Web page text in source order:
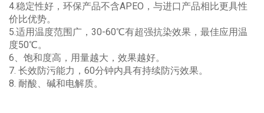
4.稳定性好，环保产品不含APEO，与进口产品相比更具性
价比优势。
5.适用温度范围广，30-60℃有超强抗染效果，最佳应用温
度50℃。
6、饱和度高，用量越大，效果越好。
7. 长效防污能力，60分钟内具有持续防污效果。
8. 耐酸、碱和电解质。